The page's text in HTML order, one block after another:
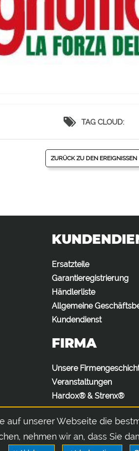
TAG CLOUD:
ZURÜCK ZU DEN EREIGNISSEN
Ersatzteile
Garantieregistrierung
Händlerliste
Allgemeine
Kundendienst
FIRMA
Unsere
Veranstaltungen
Hardox® & Strenx®
- Bologna - Italia | Telefon: +39 051 686 70 72 -
auf unserer Webseite die
nehmen wir an, dass Sie